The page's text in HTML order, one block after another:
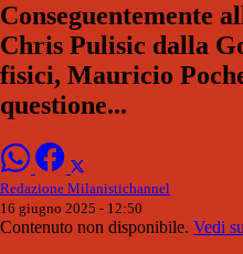
Conseguentemente
Chris Pulisic dalla
fisici, Mauricio
questione...
Redazione Milanistichannel
16 giugno 2025 - 12:50
Contenuto non disponibile. Vedi